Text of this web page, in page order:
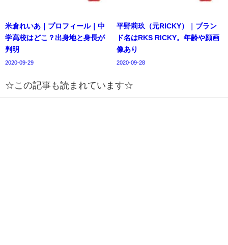
米倉れいあ｜プロフィール｜中
学高校はどこ？出身地と身長が
判明
2020-09-29
平野莉玖（元RICKY）｜ブラン
ド名はRKS RICKY。年齢や顔画
像あり
2020-09-28
☆この記事も読まれています☆